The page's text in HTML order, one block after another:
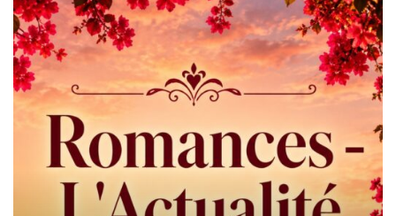
v
i
g
a
t